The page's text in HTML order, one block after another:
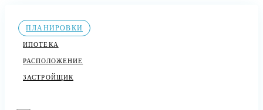
ПЛАНИРОВКИ
ИПОТЕКА
РАСПОЛОЖЕНИЕ
ЗАСТРОЙЩИК